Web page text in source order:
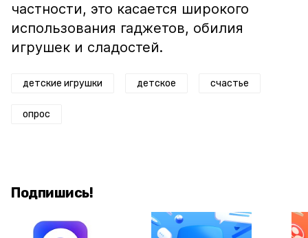
частности, это касается широкого
использования гаджетов, обилия
игрушек и сладостей.
детские игрушки детское счастье
опрос
Подпишись!